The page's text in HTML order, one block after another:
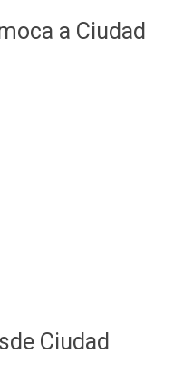
a Ciudad
Ciudad